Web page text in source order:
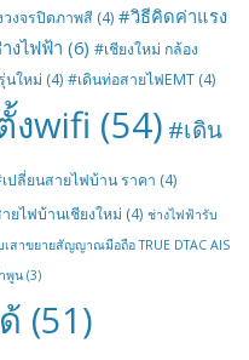
งจรปิดภาพสี (4) #วิธีคิดค่าแรง
งไฟฟ้า (6) #เชียงใหม่ กล้อง
นใหม่ (4) #เดินท่อสายไฟEMT (4)
งwifi (54) #เดิน
ปลี่ยนสายไฟบ้าน ราคา (4)
ยไฟบ้านเชียงใหม่ (4) ช่างไฟฟ้ารับ
สาขยายสัญญาณมือถือ TRUE DTAC AIS
พูน (3)
(51)